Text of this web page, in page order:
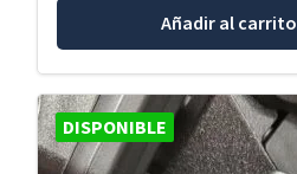
Añadir al carrito
DISPONIBLE